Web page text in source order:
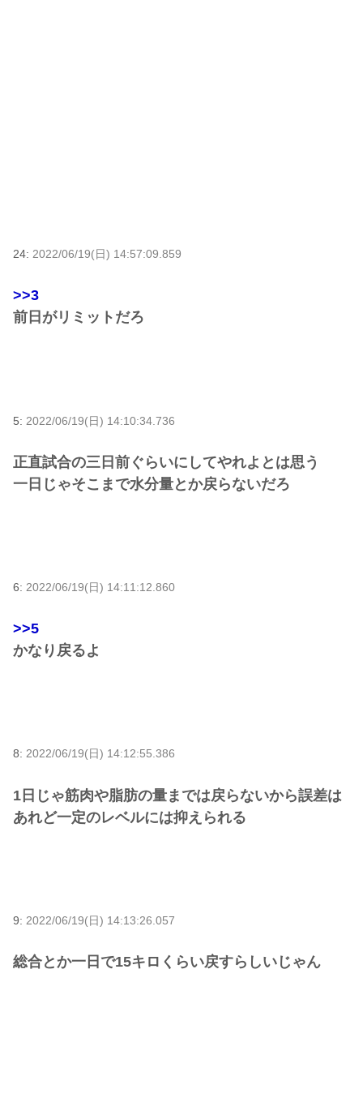
24: 2022/06/19(日) 14:57:09.859
>>3
前日がリミットだろ
5: 2022/06/19(日) 14:10:34.736
正直試合の三日前ぐらいにしてやれよとは思う
一日じゃそこまで水分量とか戻らないだろ
6: 2022/06/19(日) 14:11:12.860
>>5
かなり戻るよ
8: 2022/06/19(日) 14:12:55.386
1日じゃ筋肉や脂肪の量までは戻らないから誤差は
あれど一定のレベルには抑えられる
9: 2022/06/19(日) 14:13:26.057
総合とか一日で15キロくらい戻すらしいじゃん